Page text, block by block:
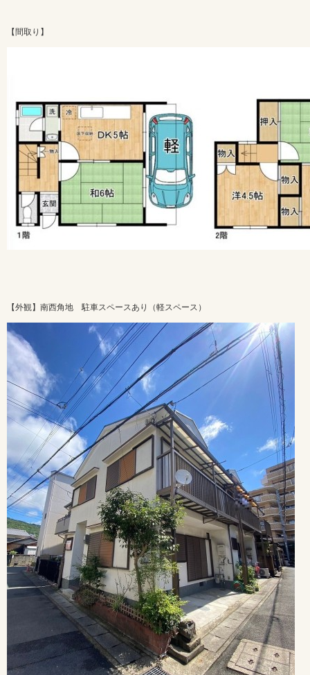
【間取り】
【外観】南西角地 駐車スペースあり（軽スペース）